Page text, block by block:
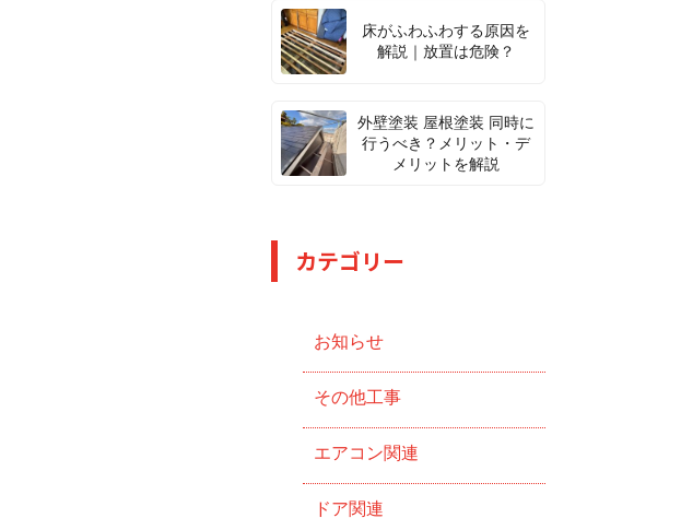
床がふわふわする原因を
解説｜放置は危険？
外壁塗装 屋根塗装 同時に
行うべき？メリット・デ
メリットを解説
カテゴリー
お知らせ
その他工事
エアコン関連
ドア関連